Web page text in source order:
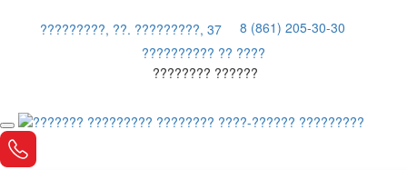
?????????, ??. ?????????, 37
8 (861) 205-30-30
?????????? ?? ????
???????? ??????